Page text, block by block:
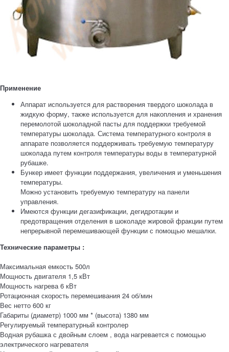
Применение
Аппарат используется для растворения твердого шоколада в
жидкую форму, также используется для накопления и хранения
перемолотой шоколадной пасты для поддержки требуемой
температуры шоколада. Система температурного контроля в
аппарате позволяется поддерживать требуемую температуру
шоколада путем контроля температуры воды в температурной
рубашке.
Бункер имеет функции поддержания, увеличения и уменьшения
температуры.
Можно установить требуемую температуру на панели
управления.
Имеются функции дегазификации, дегидротации и
предотвращения отделения в шоколаде жировой фракции путем
непрерывной перемешивающей функции с помощью мешалки.
Технические параметры :
Максимальная емкость 500л
Мощность двигателя 1,5 кВт
Мощность нагрева 6 кВт
Ротационная скорость перемешивания 24 об/мин
Вес нетто 600 кг
Габариты (диаметр) 1000 мм * (высота) 1380 мм
Регулируемый температурный контролер
Водная рубашка с двойным слоем , вода нагревается с помощью
электрического нагревателя